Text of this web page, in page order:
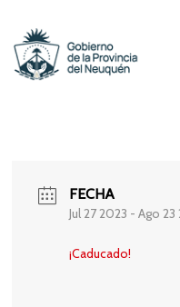
contenido
Formación
Neuquén
FECHA
Jul 27 2023 - Ago 23
¡Caducado!